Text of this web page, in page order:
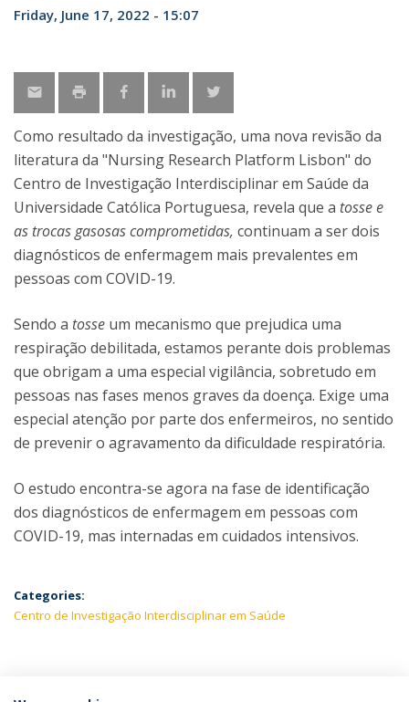
Friday, June 17, 2022 - 15:07
Como resultado da investigação, uma nova revisão da
literatura da "Nursing Research Platform Lisbon" do
Centro de Investigação Interdisciplinar em Saúde da
Universidade Católica Portuguesa, revela que a tosse e
as trocas gasosas comprometidas, continuam a ser dois
diagnósticos de enfermagem mais prevalentes em
pessoas com COVID-19.
Sendo a tosse um mecanismo que prejudica uma
respiração debilitada, estamos perante dois problemas
que obrigam a uma especial vigilância, sobretudo em
pessoas nas fases menos graves da doença. Exige uma
especial atenção por parte dos enfermeiros, no sentido
de prevenir o agravamento da dificuldade respiratória.
O estudo encontra-se agora na fase de identificação
dos diagnósticos de enfermagem em pessoas com
COVID-19, mas internadas em cuidados intensivos.
Categories:
Centro de Investigação Interdisciplinar em Saúde